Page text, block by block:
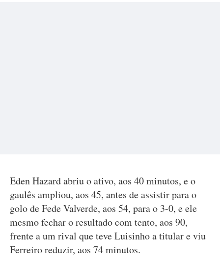
Eden Hazard abriu o ativo, aos 40 minutos, e o
gaulês ampliou, aos 45, antes de assistir para o
golo de Fede Valverde, aos 54, para o 3-0, e ele
mesmo fechar o resultado com tento, aos 90,
frente a um rival que teve Luisinho a titular e viu
Ferreiro reduzir, aos 74 minutos.